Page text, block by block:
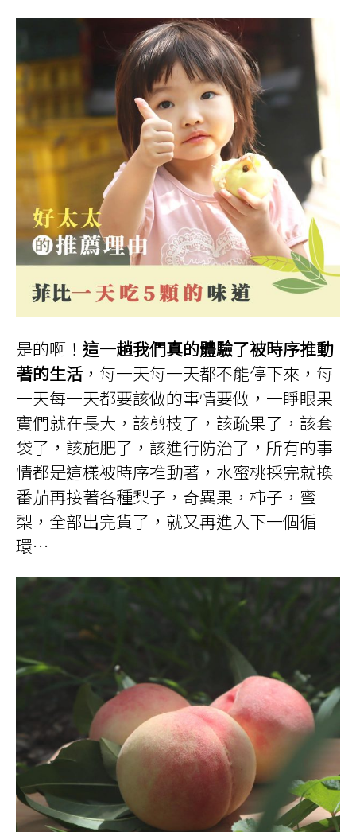
是的啊！ 這一趟我們真的體驗了被時序推動
著的生活 ，每一天每一天都不能停下來，每
一天每一天都要該做的事情要做，一睜眼果
實們就在長大，該剪枝了，該疏果了，該套
袋了，該施肥了，該進行防治了，所有的事
情都是這樣被時序推動著，水蜜桃採完就換
番茄再接著各種梨子，奇異果，柿子，蜜
梨，全部出完貨了，就又再進入下一個循
環…